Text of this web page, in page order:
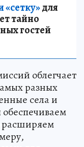
для
тайно
гостей
облегчает
разных
села и
расширяем